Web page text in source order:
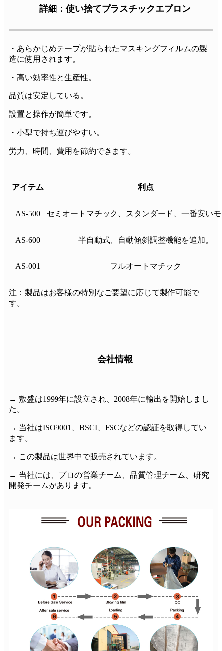
詳細：使い捨てプラスチックエプロン
・あらかじめテープが貼られたマスキングフィルムの製
造に使用されます。
・高い効率性と生産性。
品質は安定している。
設置と操作が簡単です。
・小型で持ち運びやすい。
労力、時間、費用を節約できます。
アイテム 利点
AS-500 セミオートマチック、スタンダード、一番安い
AS-600 半自動式、自動傾斜調整機能を追加。
AS-001 フルオートマチック
注：製品はお客様の特別なご要望に応じて製作可能で
す。
会社情報
→ 敖盛は1999年に設立され、2008年に輸出を開始しまし
た。
→ 当社はISO9001、BSCI、FSCなどの認証を取得してい
ます。
→ この製品は世界中で販売されています。
→ 当社には、プロの営業チーム、品質管理チーム、研究
開発チームがあります。